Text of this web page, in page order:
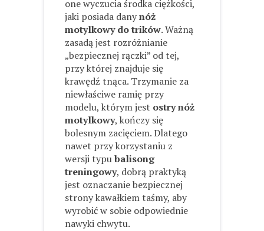
one wyczucia środka ciężkości,
jaki posiada danynóż
motylkowy do trików. Ważną
zasadą jest rozróżnianie
„bezpiecznej rączki” od tej,
przy której znajduje się
krawędź tnąca. Trzymanie za
niewłaściwe ramię przy
modelu, którym jest ostry nóż
motylkowy, kończy się
bolesnym zacięciem. Dlatego
nawet przy korzystaniu z
wersji typubalisong
treningowy, dobrą praktyką
jest oznaczanie bezpiecznej
strony kawałkiem taśmy, aby
wyrobić w sobie odpowiednie
nawyki chwytu.